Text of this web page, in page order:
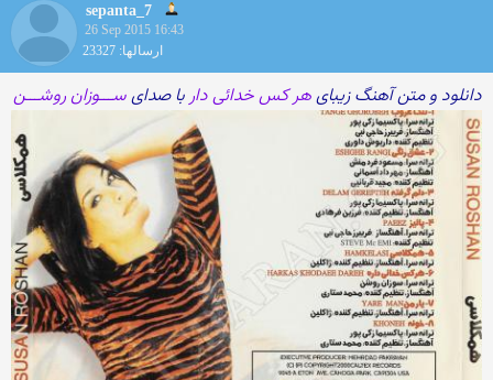
sepanta_7
26 Sep 2015 16:43
ارسالها: 23327
دانلود و متن آهنگ زیبایهر کس خدائی داربا صدایســـوزان روشـــن